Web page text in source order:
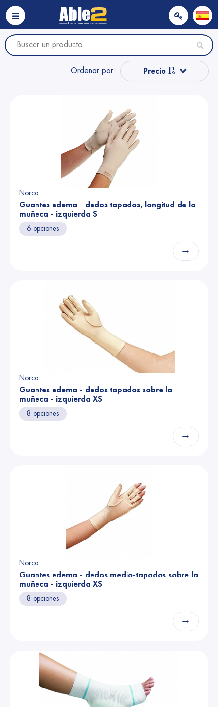
Ordenar por Precio
Nombre
Nombre
Precio
Norco
Guantes edema - dedos tapados, longitud de la
muñeca - izquierda S
6 opciones
→
Norco
Guantes edema - dedos tapados sobre la
muñeca - izquierda XS
8 opciones
→
Norco
Guantes edema - dedos medio-tapados sobre la
muñeca - izquierda XS
8 opciones
→